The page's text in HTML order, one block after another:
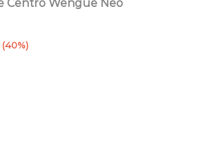
Centro Wengue Neo
(40%)